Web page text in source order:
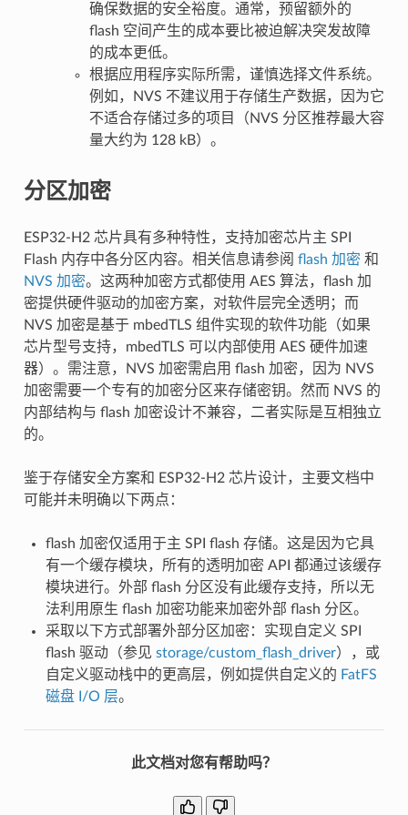
确保数据的安全裕度。通常，预留额外的
flash 空间产生的成本要比被迫解决突发故障
的成本更低。
根据应用程序实际所需，谨慎选择文件系统。
例如，NVS 不建议用于存储生产数据，因为它
不适合存储过多的项目（NVS 分区推荐最大容
量大约为 128 kB）。
分区加密
ESP32-H2 芯片具有多种特性，支持加密芯片主 SPI
Flash 内存中各分区内容。相关信息请参阅 flash 加密 和
NVS 加密。这两种加密方式都使用 AES 算法，flash 加
密提供硬件驱动的加密方案，对软件层完全透明；而
NVS 加密是基于 mbedTLS 组件实现的软件功能（如果
芯片型号支持，mbedTLS 可以内部使用 AES 硬件加速
器）。需注意，NVS 加密需启用 flash 加密，因为 NVS
加密需要一个专有的加密分区来存储密钥。然而 NVS 的
内部结构与 flash 加密设计不兼容，二者实际是互相独立
的。
鉴于存储安全方案和 ESP32-H2 芯片设计，主要文档中
可能并未明确以下两点：
flash 加密仅适用于主 SPI flash 存储。这是因为它具
有一个缓存模块，所有的透明加密 API 都通过该缓存
模块进行。外部 flash 分区没有此缓存支持，所以无
法利用原生 flash 加密功能来加密外部 flash 分区。
采取以下方式部署外部分区加密：实现自定义 SPI
flash 驱动（参见 storage/custom_flash_driver），或
自定义驱动栈中的更高层，例如提供自定义的 FatFS
磁盘 I/O 层。
此文档对您有帮助吗？